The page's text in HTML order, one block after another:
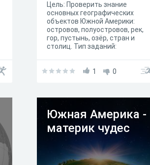
Цель: Проверить знание
основных географических
объектов Южной Америки:
островов, полуостровов, рек,
гор, пустынь, озёр, стран и
столиц. Тип заданий:
установление соответствий,
текста, ответ в свободной
переменное (15) Время
выполнения: 15–30 минут
Оценка: автоматическая
1 0
Южная Америка -
материк чудес